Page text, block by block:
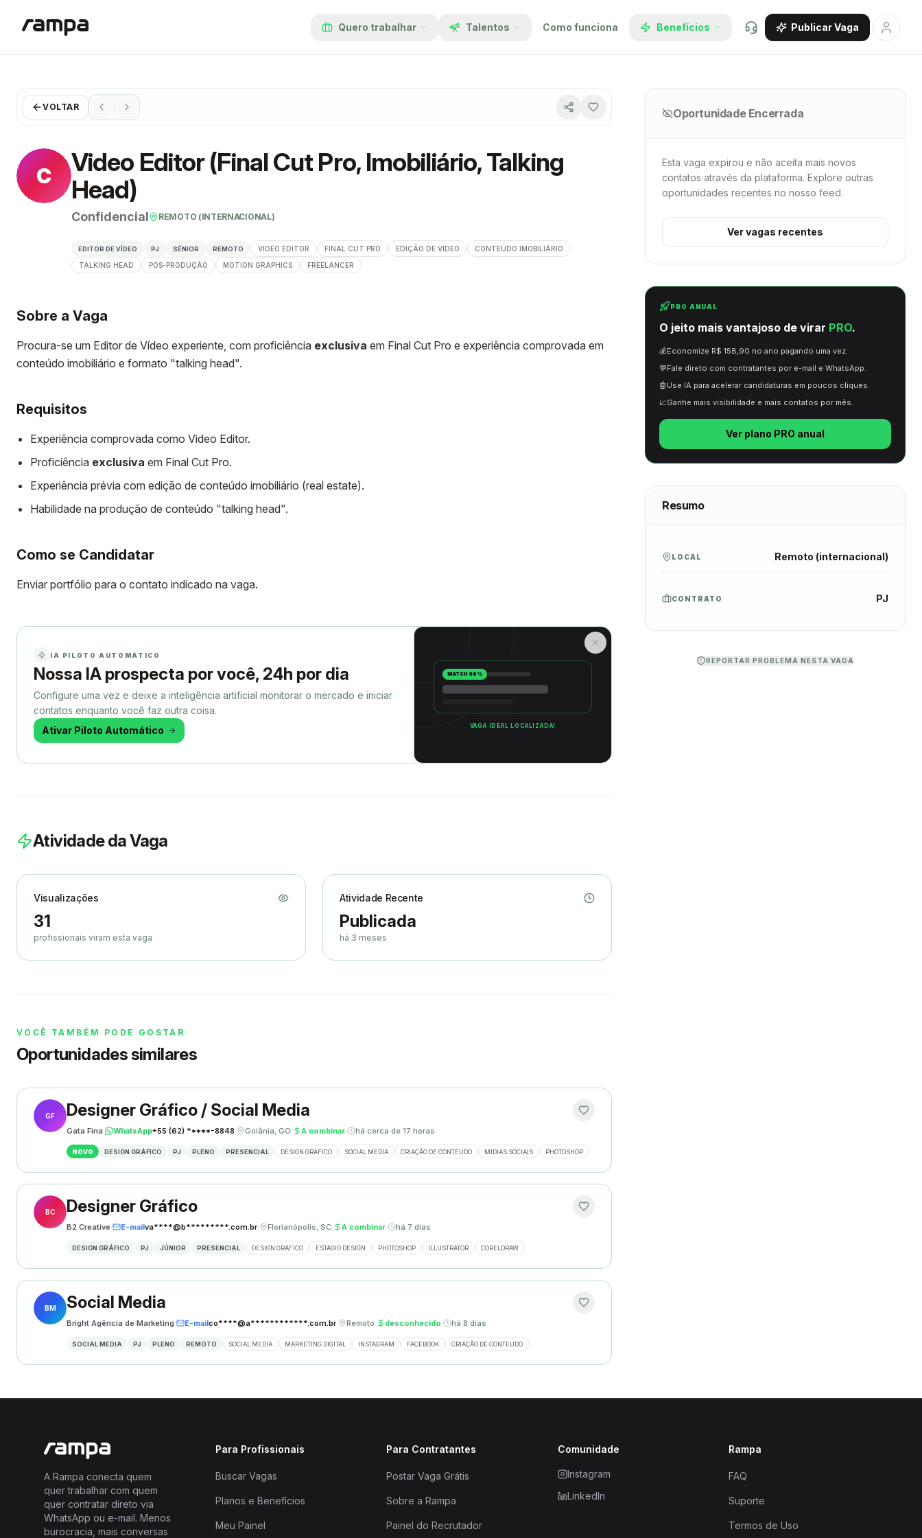
Quero trabalhar Talentos Como funciona Benefícios Publicar Vaga
VOLTAR
C
Video Editor (Final Cut Pro, Imobiliário, Talking
Head)
Confidencial REMOTO (INTERNACIONAL)
EDITOR DE VÍDEO PJ SÊNIOR REMOTO VIDEO EDITOR FINAL CUT PRO EDIÇÃO DE VÍDEO
CONTEÚDO IMOBILIÁRIO
TALKING HEAD
PÓS-PRODUÇÃO MOTION GRAPHICS FREELANCER
Sobre a Vaga
Procura-se um Editor de Vídeo experiente, com proficiência exclusiva em Final Cut Pro e experiência comprovada em
conteúdo imobiliário e formato "talking head".
Requisitos
Experiência comprovada como Video Editor.
Proficiência exclusiva em Final Cut Pro.
Experiência prévia com edição de conteúdo imobiliário (real estate).
Habilidade na produção de conteúdo "talking head".
Como se Candidatar
Enviar portfólio para o contato indicado na vaga.
IA PILOTO AUTOMÁTICO
Nossa IA prospecta por você, 24h por dia
Configure uma vez e deixe a inteligência artificial monitorar o mercado e iniciar
contatos enquanto você faz outra coisa.
Ativar Piloto Automático
MATCH 98%
VAGA IDEAL LOCALIZADA!
Atividade da Vaga
Visualizações
31
profissionais viram esta vaga
Atividade Recente
Publicada
há 3 meses
VOCÊ TAMBÉM PODE GOSTAR
Oportunidades similares
GF Designer Gráfico / Social Media
Gata Fina· WhatsApp+55 (62) *****-8848· Goiânia, GO· A combinar· há cerca de 17 horas
NOVO DESIGN GRÁFICO PJ PLENO PRESENCIAL DESIGN GRÁFICO SOCIAL MEDIA CRIAÇÃO DE CONTEÚDO MÍDIAS SOCIAIS PHOTOSHOP
BC Designer Gráfico
B2 Creative· E-mailva****@b*********.com.br· Florianópolis, SC· A combinar· há 7 dias
DESIGN GRÁFICO PJ JÚNIOR PRESENCIAL DESIGN GRÁFICO ESTÁGIO DESIGN PHOTOSHOP ILLUSTRATOR CORELDRAW
BM Social Media
Bright Agência de Marketing· E-mailco****@a************.com.br· Remoto· desconhecido· há 8 dias
SOCIAL MEDIA PJ PLENO REMOTO SOCIAL MEDIA MARKETING DIGITAL INSTAGRAM FACEBOOK CRIAÇÃO DE CONTEÚDO
Oportunidade Encerrada
Esta vaga expirou e não aceita mais novos
contatos através da plataforma. Explore outras
oportunidades recentes no nosso feed.
Ver vagas recentes
PRO ANUAL
O jeito mais vantajoso de virar PRO.
💰Economize R$ 158,90 no ano pagando uma vez.
💬Fale direto com contratantes por e-mail e WhatsApp.
🤖 Use IA para acelerar candidaturas em poucos cliques.
📈Ganhe mais visibilidade e mais contatos por mês.
Ver plano PRO anual
Resumo
LOCAL Remoto (internacional)
CONTRATO PJ
REPORTAR PROBLEMA NESTA VAGA
A Rampa conecta quem
quer trabalhar com quem
quer contratar direto via
WhatsApp ou e-mail. Menos
burocracia, mais conversas
Para Profissionais
Buscar Vagas
Planos e Benefícios
Meu Painel
Para Contratantes
Postar Vaga Grátis
Sobre a Rampa
Painel do Recrutador
Comunidade
Instagram
LinkedIn
Rampa
FAQ
Suporte
Termos de Uso